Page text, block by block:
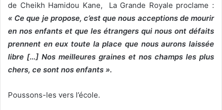
de Cheikh Hamidou Kane, La Grande Royale proclame :
« Ce que je propose, c’est que nous acceptions de mourir
en nos enfants et que les étrangers qui nous ont défaits
prennent en eux toute la place que nous aurons laissée
libre […] Nos meilleures graines et nos champs les plus
chers, ce sont nos enfants ».
Poussons-les vers l’école.